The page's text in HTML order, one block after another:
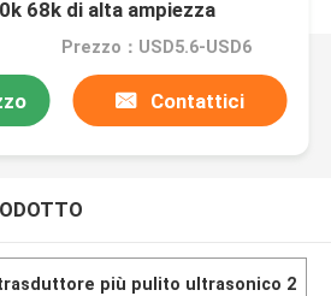
68k di alta ampiezza
Prezzo：USD5.6-USD6
Contattici
più pulito ultrasonico 2